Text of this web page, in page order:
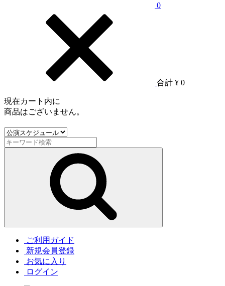
0
合計 ¥ 0
現在カート内に
商品はございません。
ご利用ガイド
新規会員登録
お気に入り
ログイン